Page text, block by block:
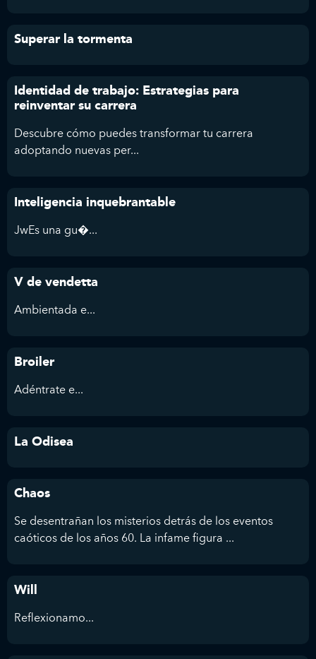
Superar la tormenta
Identidad de trabajo: Estrategias para
reinventar su carrera
Descubre cómo puedes transformar tu carrera
adoptando nuevas per...
Inteligencia inquebrantable
JwEs una gu�...
V de vendetta
Ambientada e...
Broiler
Adéntrate e...
La Odisea
Chaos
Se desentrañan los misterios detrás de los eventos
caóticos de los años 60. La infame figura ...
Will
Reflexionamo...